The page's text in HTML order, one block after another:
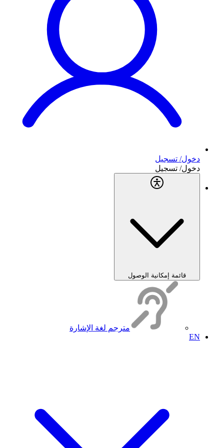
دخول/ تسجيل
دخول/ تسجيل
قائمة إمكانية الوصول
مترجم لغة الإشارة
EN